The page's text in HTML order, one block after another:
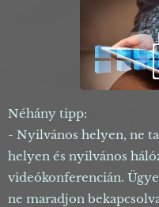
Néhány tipp:
- Nyilvános helyen, ne
helyen és nyilvános
videókonferencián.
ne maradjon